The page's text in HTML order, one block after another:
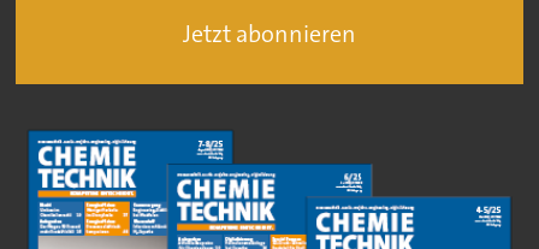
Jetzt abonnieren